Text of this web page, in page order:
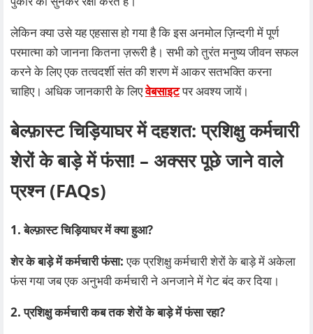
लेकिन क्या उसे यह एहसास हो गया है कि इस अनमोल ज़िन्दगी में पूर्ण
परमात्मा को जानना कितना ज़रूरी है। सभी को तुरंत मनुष्य जीवन सफल
करने के लिए एक तत्वदर्शी संत की शरण में आकर सतभक्ति करना
चाहिए। अधिक जानकारी के लिएवेबसाइटपर अवश्य जायें।
बेल्फ़ास्ट चिड़ियाघर में दहशत: प्रशिक्षु कर्मचारी
शेरों के बाड़े में फंसा! – अक्सर पूछे जाने वाले
प्रश्न (FAQs)
1. बेल्फ़ास्ट चिड़ियाघर में क्या हुआ?
शेर के बाड़े में कर्मचारी फंसा:एक प्रशिक्षु कर्मचारी शेरों के बाड़े में अकेला
फंस गया जब एक अनुभवी कर्मचारी ने अनजाने में गेट बंद कर दिया।
2. प्रशिक्षु कर्मचारी कब तक शेरों के बाड़े में फंसा रहा?